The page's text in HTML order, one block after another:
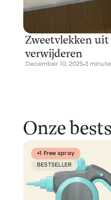
Zweetvlekken uit
verwijderen
December 10, 2025 3
Onze
+1 Free spray
BESTSELLER